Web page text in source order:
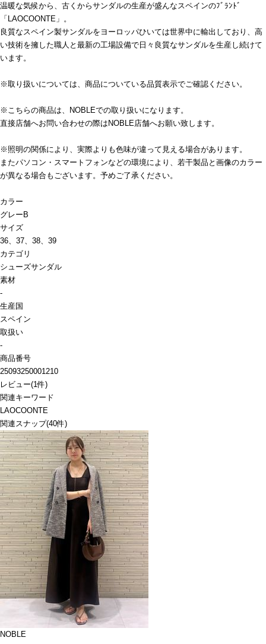
温暖な気候から、古くからサンダルの生産が盛んなスペインのﾌﾞﾗﾝﾄﾞ
「LAOCOONTE」。
良質なスペイン製サンダルをヨーロッパひいては世界中に輸出しており、高
い技術を擁した職人と最新の工場設備で日々良質なサンダルを生産し続けて
います。
※取り扱いについては、商品についている品質表示でご確認ください。
※こちらの商品は、NOBLEでの取り扱いになります。
直接店舗へお問い合わせの際はNOBLE店舗へお願い致します。
※照明の関係により、実際よりも色味が違って見える場合があります。
またパソコン・スマートフォンなどの環境により、若干製品と画像のカラー
が異なる場合もございます。予めご了承ください。
カラー
グレーB
サイズ
36、37、38、39
カテゴリ
シューズサンダル
素材
-
生産国
スペイン
取扱い
-
商品番号
25093250001210
レビュー(1件)
関連キーワード
LAOCOONTE
関連スナップ(40件)
NOBLE